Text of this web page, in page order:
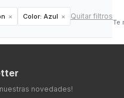
Color: Azul Quitar filtros
Te
novedades!